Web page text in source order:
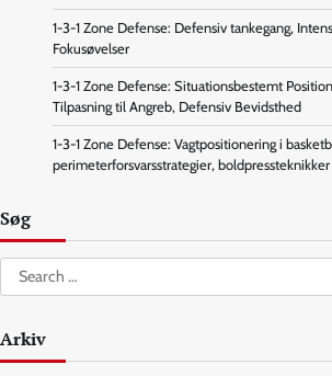
1-3-1 Zone Defense: Defensiv tankegang,
Fokusøvelser
1-3-1 Zone Defense: Situationsbestemt
Tilpasning til Angreb, Defensiv Bevidsthed
1-3-1 Zone Defense: Vagtpositionering i
perimeterforsvarsstrategier, boldpressteknikker
Søg
Search
for:
Arkiv